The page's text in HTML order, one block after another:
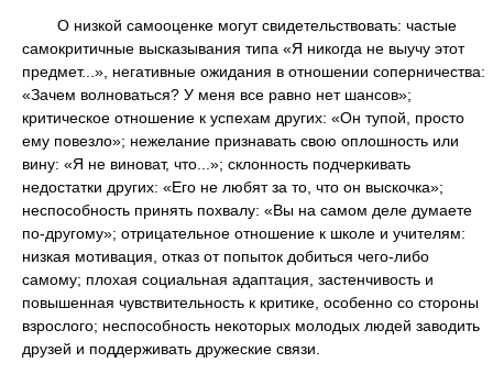
О низкой самооценке могут свидетельствовать: частые
самокритичные высказывания типа «Я никогда не выучу этот
предмет...», негативные ожидания в отношении соперничества:
«Зачем волноваться? У меня все равно нет шансов»;
критическое отношение к успехам других: «Он тупой, просто
ему повезло»; нежелание признавать свою оплошность или
вину: «Я не виноват, что...»; склонность подчеркивать
недостатки других: «Его не любят за то, что он выскочка»;
неспособность принять похвалу: «Вы на самом деле думаете
по-другому»; отрицательное отношение к школе и учителям:
низкая мотивация, отказ от попыток добиться чего-либо
самому; плохая социальная адаптация, застенчивость и
повышенная чувствительность к критике, особенно со стороны
взрослого; неспособность некоторых молодых людей заводить
друзей и поддерживать дружеские связи.